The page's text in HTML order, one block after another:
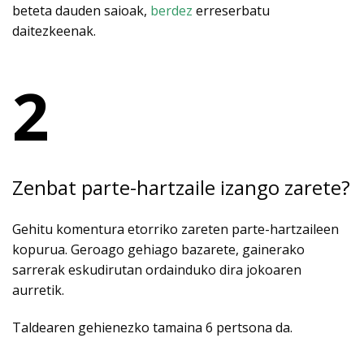
beteta dauden saioak, berdez erreserbatu
daitezkeenak.
2
Zenbat parte-hartzaile izango zarete?
Gehitu komentura etorriko zareten parte-hartzaileen
kopurua. Geroago gehiago bazarete, gainerako
sarrerak eskudirutan ordainduko dira jokoaren
aurretik.
Taldearen gehienezko tamaina 6 pertsona da.